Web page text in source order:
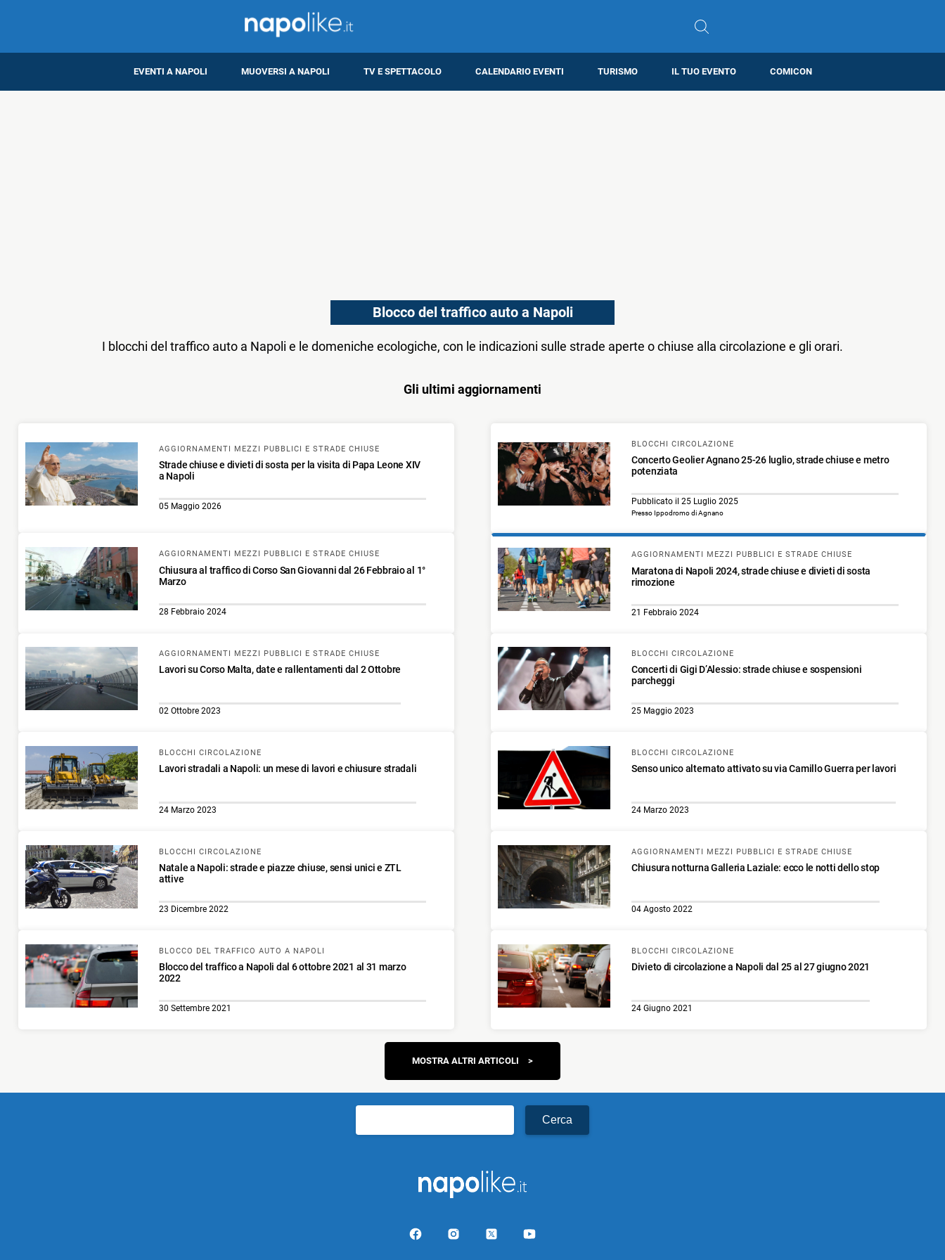
EVENTI A NAPOLI MUOVERSI A NAPOLI TV E SPETTACOLO CALENDARIO EVENTI TURISMO IL TUO EVENTO COMICON
Blocco del traffico auto a Napoli
I blocchi del traffico auto a Napoli e le domeniche ecologiche, con le indicazioni sulle strade aperte o chiuse alla circolazione e gli orari.
Gli ultimi aggiornamenti
AGGIORNAMENTI MEZZI PUBBLICI E STRADE CHIUSE
Strade chiuse e divieti di sosta per la visita di Papa Leone XIV
a Napoli
05 Maggio 2026
BLOCCHI CIRCOLAZIONE
Concerto Geolier Agnano 25-26 luglio, strade chiuse e metro
potenziata
Pubblicato il 25 Luglio 2025
Presso Ippodromo di Agnano
AGGIORNAMENTI MEZZI PUBBLICI E STRADE CHIUSE
Chiusura al traffico di Corso San Giovanni dal 26 Febbraio al 1°
Marzo
28 Febbraio 2024
AGGIORNAMENTI MEZZI PUBBLICI E STRADE CHIUSE
Maratona di Napoli 2024, strade chiuse e divieti di sosta
rimozione
21 Febbraio 2024
AGGIORNAMENTI MEZZI PUBBLICI E STRADE CHIUSE
Lavori su Corso Malta, date e rallentamenti dal 2 Ottobre
02 Ottobre 2023
BLOCCHI CIRCOLAZIONE
Concerti di Gigi D’Alessio: strade chiuse e sospensioni
parcheggi
25 Maggio 2023
BLOCCHI CIRCOLAZIONE
Lavori stradali a Napoli: un mese di lavori e chiusure stradali
24 Marzo 2023
BLOCCHI CIRCOLAZIONE
Senso unico alternato attivato su via Camillo Guerra per lavori
24 Marzo 2023
BLOCCHI CIRCOLAZIONE
Natale a Napoli: strade e piazze chiuse, sensi unici e ZTL
attive
23 Dicembre 2022
AGGIORNAMENTI MEZZI PUBBLICI E STRADE CHIUSE
Chiusura notturna Galleria Laziale: ecco le notti dello stop
04 Agosto 2022
BLOCCO DEL TRAFFICO AUTO A NAPOLI
Blocco del traffico a Napoli dal 6 ottobre 2021 al 31 marzo
2022
30 Settembre 2021
BLOCCHI CIRCOLAZIONE
Divieto di circolazione a Napoli dal 25 al 27 giugno 2021
24 Giugno 2021
Navigazione
articoli
MOSTRA ALTRI ARTICOLI
per: